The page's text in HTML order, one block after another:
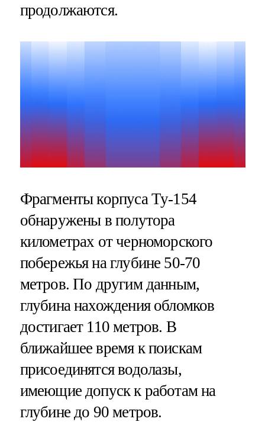
продолжаются.
Фрагменты корпуса Ту-154
обнаружены в полутора
километрах от черноморского
побережья на глубине 50-70
метров. По другим данным,
глубина нахождения обломков
достигает 110 метров. В
ближайшее время к поискам
присоединятся водолазы,
имеющие допуск к работам на
глубине до 90 метров.